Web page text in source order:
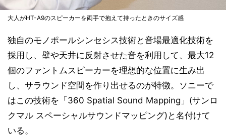
大人がHT-A9のスピーカーを両手で抱えて持ったときのサイズ感
独自のモノポールシンセシス技術と音場最適化技術を
採用し、壁や天井に反射させた音を利用して、最大12
個のファントムスピーカーを理想的な位置に生み出
し、サラウンド空間を作り出せるのが特徴。ソニーで
はこの技術を「360 Spatial Sound Mapping」(サンロ
クマル スペーシャルサウンドマッピング)と名付けて
いる。